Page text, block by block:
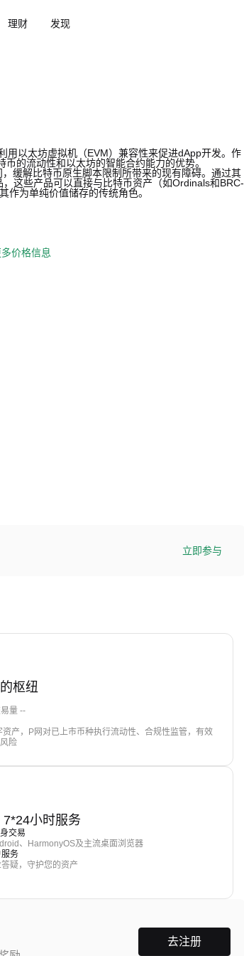
理财 发现
用以太坊虚拟机（EVM）兼容性来促进dApp开发。作
的流动性和以太坊的智能合约能力的优势。
缓解比特币原生脚本限制所带来的现有障碍。通过其
这些产品可以直接与比特币资产（如Ordinals和BRC-
作为单纯价值储存的传统角色。
价格信息
立即参与
枢纽
量 --
产，P网对已上市币种执行流动性、合规性监管，有效
险
7*24小时服务
交易
、HarmonyOS及主流桌面浏览器
务
疑，守护您的资产
去注册